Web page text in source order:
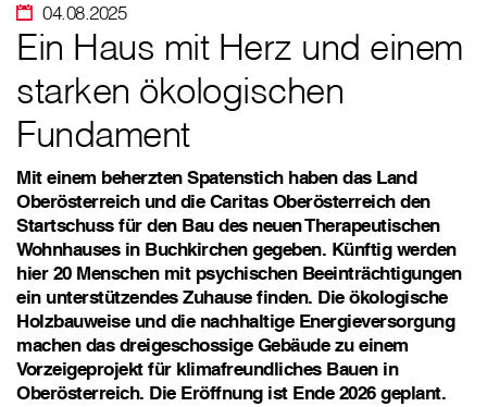
04.08.2025
Ein Haus mit Herz und einem
starken ökologischen
Fundament
Mit einem beherzten Spatenstich haben das Land
Oberösterreich und die Caritas Oberösterreich den
Startschuss für den Bau des neuen Therapeutischen
Wohnhauses in Buchkirchen gegeben. Künftig werden
hier 20 Menschen mit psychischen Beeinträchtigungen
ein unterstützendes Zuhause finden. Die ökologische
Holzbauweise und die nachhaltige Energieversorgung
machen das dreigeschossige Gebäude zu einem
Vorzeigeprojekt für klimafreundliches Bauen in
Oberösterreich. Die Eröffnung ist Ende 2026 geplant.